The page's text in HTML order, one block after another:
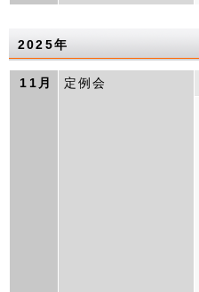
2025年
11月 定例会